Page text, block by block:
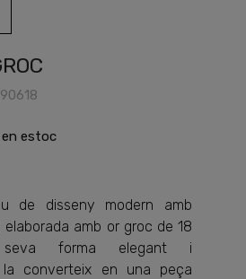
estoc
de disseny modern amb
amb or groc de 18
forma elegant i
la converteix en una peça